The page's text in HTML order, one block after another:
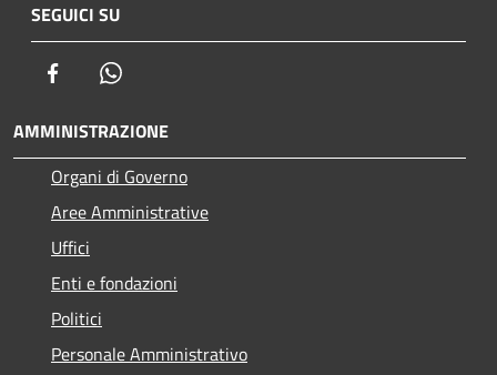
SEGUICI SU
Facebook
AMMINISTRAZIONE
Organi di Governo
Aree Amministrative
Uffici
Enti e fondazioni
Politici
Personale Amministrativo